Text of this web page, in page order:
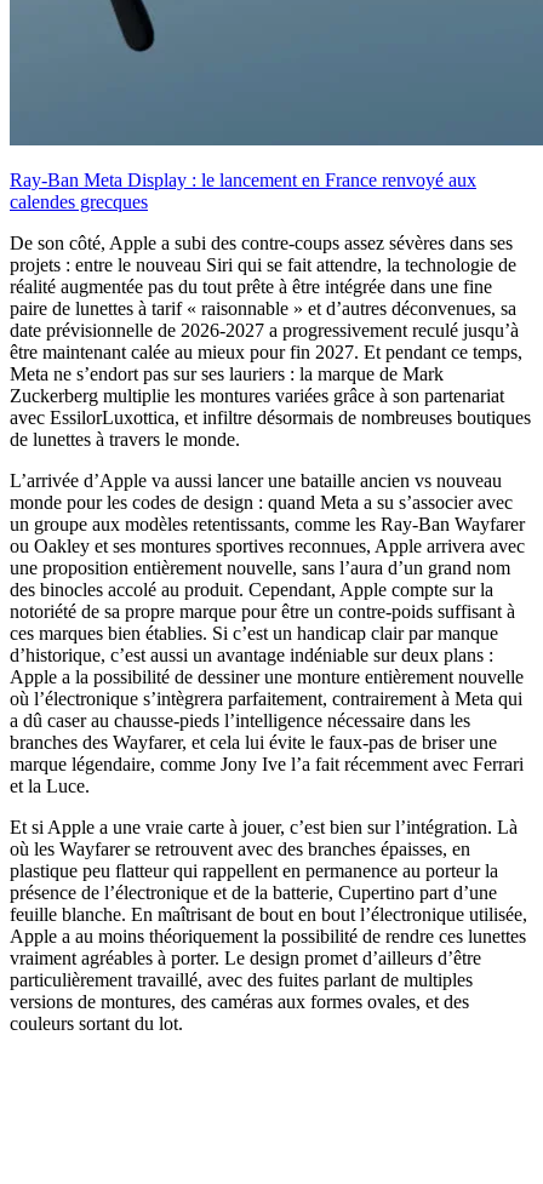
Ray-Ban Meta Display : le lancement en France renvoyé aux
calendes grecques
De son côté, Apple a subi des contre-coups assez sévères dans ses
projets : entre le nouveau Siri qui se fait attendre, la technologie de
réalité augmentée pas du tout prête à être intégrée dans une fine
paire de lunettes à tarif « raisonnable » et d’autres déconvenues, sa
date prévisionnelle de 2026-2027 a progressivement reculé jusqu’à
être maintenant calée au mieux pour fin 2027. Et pendant ce temps,
Meta ne s’endort pas sur ses lauriers : la marque de Mark
Zuckerberg multiplie les montures variées grâce à son partenariat
avec EssilorLuxottica, et infiltre désormais de nombreuses boutiques
de lunettes à travers le monde.
L’arrivée d’Apple va aussi lancer une bataille ancien vs nouveau
monde pour les codes de design : quand Meta a su s’associer avec
un groupe aux modèles retentissants, comme les Ray-Ban Wayfarer
ou Oakley et ses montures sportives reconnues, Apple arrivera avec
une proposition entièrement nouvelle, sans l’aura d’un grand nom
des binocles accolé au produit. Cependant, Apple compte sur la
notoriété de sa propre marque pour être un contre-poids suffisant à
ces marques bien établies. Si c’est un handicap clair par manque
d’historique, c’est aussi un avantage indéniable sur deux plans :
Apple a la possibilité de dessiner une monture entièrement nouvelle
où l’électronique s’intègrera parfaitement, contrairement à Meta qui
a dû caser au chausse-pieds l’intelligence nécessaire dans les
branches des Wayfarer, et cela lui évite le faux-pas de briser une
marque légendaire, comme Jony Ive l’a fait récemment avec Ferrari
et la Luce.
Et si Apple a une vraie carte à jouer, c’est bien sur l’intégration. Là
où les Wayfarer se retrouvent avec des branches épaisses, en
plastique peu flatteur qui rappellent en permanence au porteur la
présence de l’électronique et de la batterie, Cupertino part d’une
feuille blanche. En maîtrisant de bout en bout l’électronique utilisée,
Apple a au moins théoriquement la possibilité de rendre ces lunettes
vraiment agréables à porter. Le design promet d’ailleurs d’être
particulièrement travaillé, avec des fuites parlant de multiples
versions de montures, des caméras aux formes ovales, et des
couleurs sortant du lot.